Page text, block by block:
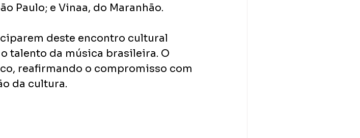
Paulo; e Vinaa, do Maranhão.
deste encontro cultural
talento da música brasileira. O
reafirmando o compromisso com
da cultura.